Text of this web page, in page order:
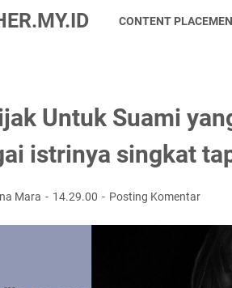
CONTENT
Untuk Suami
istrinya singkat
Mara 14.29.00 Posting Komentar